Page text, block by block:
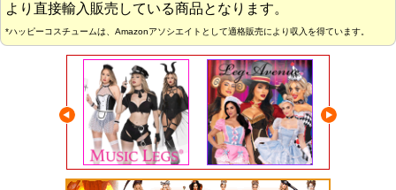
より直接輸入販売している商品となります。
*ハッピーコスチュームは、Amazonアソシエイトとして適格販売により収入を得ています。